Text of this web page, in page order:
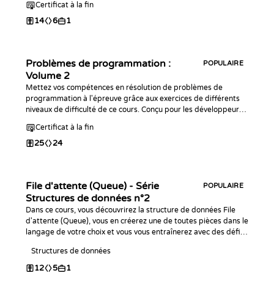
Certificat à la fin
14 6 1
Problèmes de programmation :
Volume 2
POPULAIRE
Mettez vos compétences en résolution de problèmes de
programmation à l'épreuve grâce aux exercices de différents
niveaux de difficulté de ce cours. Conçu pour les développeurs
programmation, ce cours est une suite du premier volume
Problèmes de programmation.
Certificat à la fin
25 24
File d'attente (Queue) - Série
Structures de données n°2
POPULAIRE
Dans ce cours, vous découvrirez la structure de données File
d'attente (Queue), vous en créerez une de toutes pièces dans le
langage de votre choix et vous vous entraînerez avec des défis
Structures de données
12 5 1